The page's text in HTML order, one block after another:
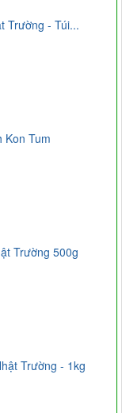
Trường - Túi...
Kon Tum
Trường 500g
Trường - 1kg